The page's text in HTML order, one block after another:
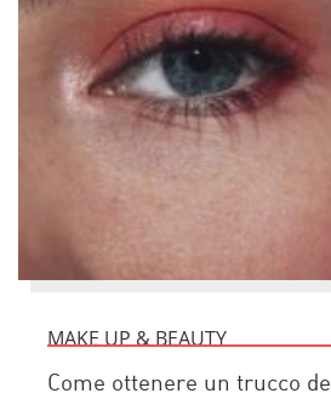
MAKE UP & BEAUTY
Come ottenere un trucco